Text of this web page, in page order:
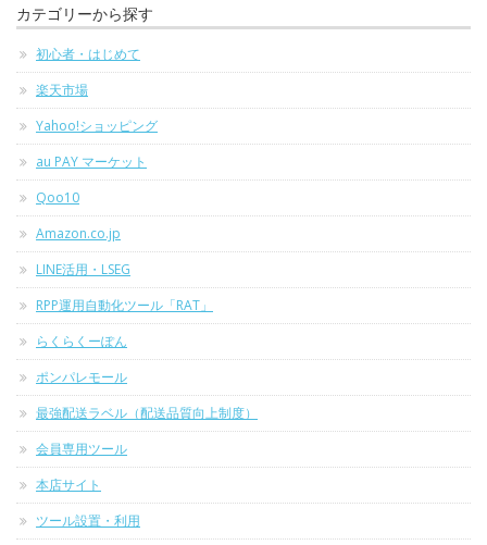
カテゴリーから探す
初心者・はじめて
楽天市場
Yahoo!ショッピング
au PAY マーケット
Qoo10
Amazon.co.jp
LINE活用・LSEG
RPP運用自動化ツール「RAT」
らくらくーぽん
ポンパレモール
最強配送ラベル（配送品質向上制度）
会員専用ツール
本店サイト
ツール設置・利用